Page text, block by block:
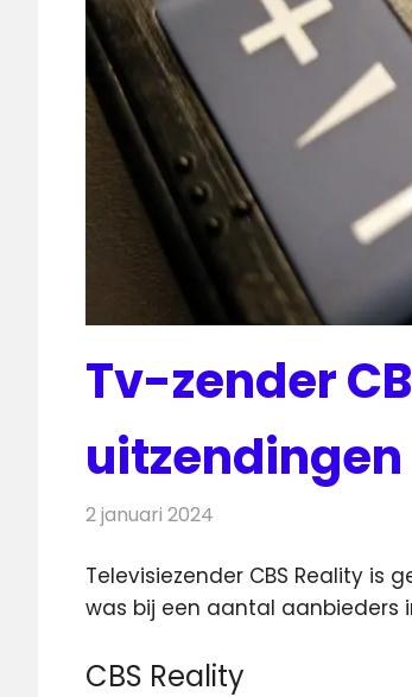
Tv-zender
uitzendingen
2 januari 2024
Televisiezender CBS Reality is
was bij een aantal aanbieders
CBS Reality